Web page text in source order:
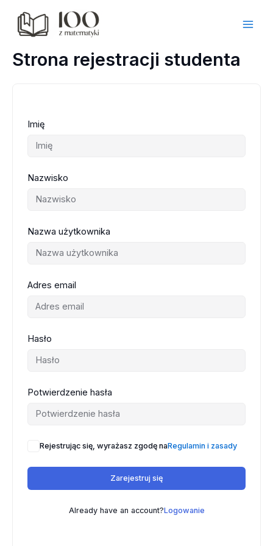
treści
Strona rejestracji studenta
Imię
Nazwisko
Nazwa użytkownika
Adres email
Hasło
Potwierdzenie hasła
Rejestrując się, wyrażasz zgodę naRegulamin i zasady
Zarejestruj się
Already have an account?Logowanie